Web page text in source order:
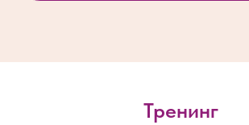
Тренинг